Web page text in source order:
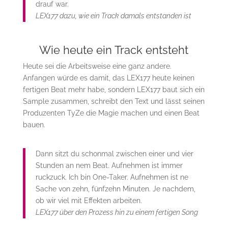
drauf war.
LEX177 dazu, wie ein Track damals entstanden ist
Wie heute ein Track entsteht
Heute sei die Arbeitsweise eine ganz andere.
Anfangen würde es damit, das LEX177 heute keinen
fertigen Beat mehr habe, sondern LEX177 baut sich ein
Sample zusammen, schreibt den Text und lässt seinen
Produzenten TyZe die Magie machen und einen Beat
bauen.
Dann sitzt du schonmal zwischen einer und vier
Stunden an nem Beat. Aufnehmen ist immer
ruckzuck. Ich bin One-Taker. Aufnehmen ist ne
Sache von zehn, fünfzehn Minuten. Je nachdem,
ob wir viel mit Effekten arbeiten.
LEX177 über den Prozess hin zu einem fertigen Song